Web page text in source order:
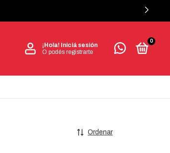
¡Hola! Iniciá sesión
O podés registrarte
0
Ordenar